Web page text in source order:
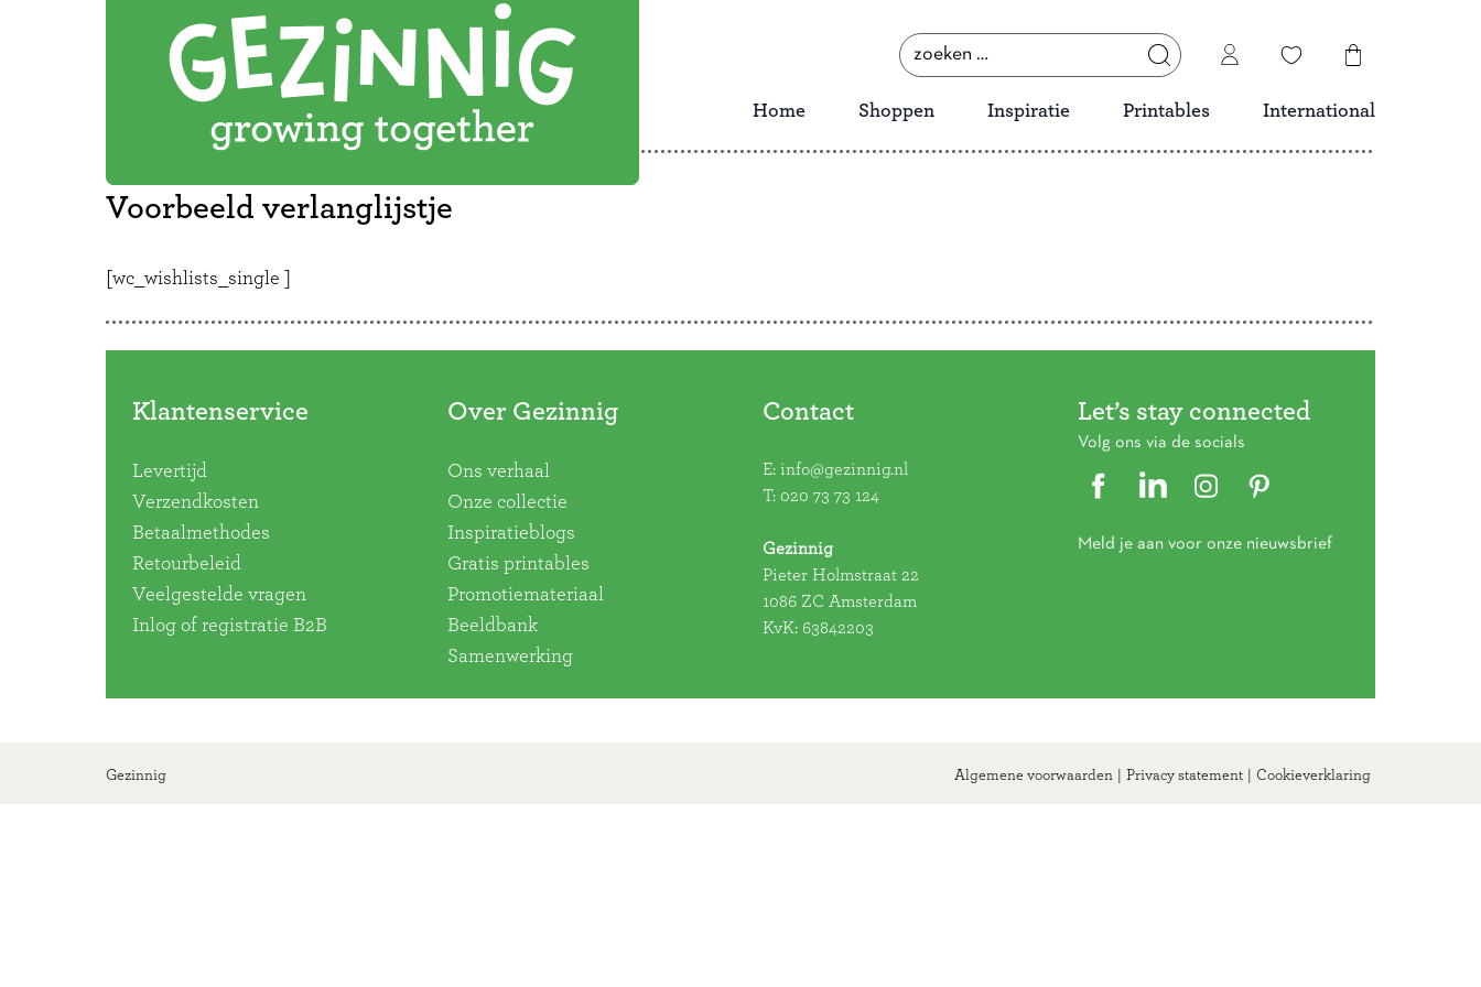
zoeken
naar:
Home Shoppen Inspiratie Printables International
Voorbeeld verlanglijstje
[wc_wishlists_single ]
Klantenservice
Levertijd
Verzendkosten
Betaalmethodes
Retourbeleid
Veelgestelde vragen
Inlog of registratie B2B
Over Gezinnig
Ons verhaal
Onze collectie
Inspiratieblogs
Gratis printables
Promotiemateriaal
Beeldbank
Samenwerking
Contact
E: info@gezinnig.nl
T: 020 73 73 124
Gezinnig
Pieter Holmstraat 22
1086 ZC Amsterdam
KvK: 63842203
Let’s stay connected
Volg ons via de socials
Meld je aan voor onze nieuwsbrief
Gezinnig Algemene voorwaarden Privacy statement Cookieverklaring